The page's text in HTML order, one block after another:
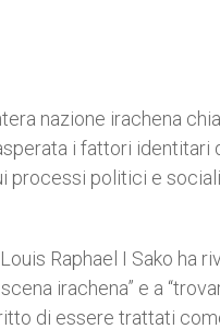
nazione irachena
i fattori
processi politici e
Raphael I Sako ha
irachena” e a
di essere trattati